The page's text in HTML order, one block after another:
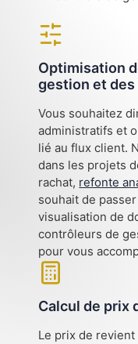
Optimisation
gestion et
Vous souhaitez
administratifs et
lié au flux client.
dans les projets
rachat, refonte
souhait de
visualisation de
contrôleurs de
pour vous
Calcul de prix
Le prix de